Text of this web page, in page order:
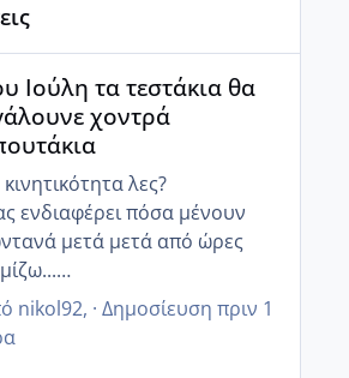
Ιούλη τα τεστάκια θα
χοντρά
λες?
ενδιαφέρει πόσα μένουν
μετά μετά από ώρες
ο άντρας μου έχει 85%
αλλα 6 ώρες μετά
20% ζουν και 12 ώρες μετά
nikol92, · Δημοσίευση πριν 1